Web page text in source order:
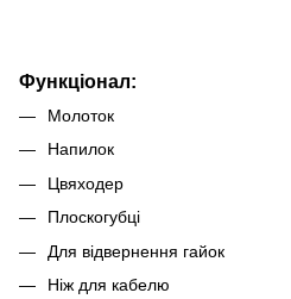
Функціонал:
Молоток
Напилок
Цвяходер
Плоскогубці
Для відвернення гайок
Ніж для кабелю